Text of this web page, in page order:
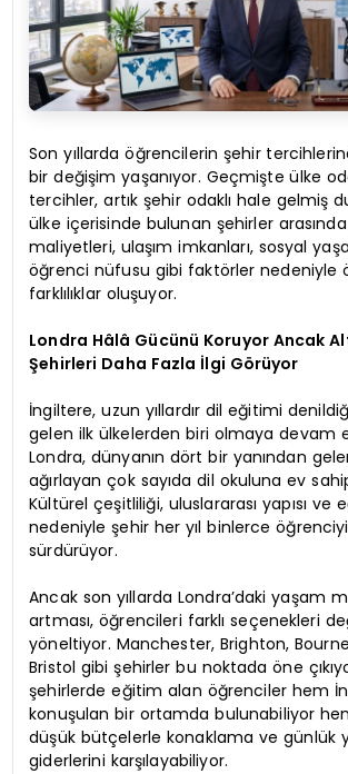
Son yıllarda öğrencilerin şehir
bir değişim yaşanıyor. Geçmişte ülke
tercihler, artık şehir odaklı hale gelmiş
ülke içerisinde bulunan şehirler
maliyetleri, ulaşım imkanları, sosyal
öğrenci nüfusu gibi faktörler nedeniyle
farklılıklar oluşuyor.
Londra Hâlâ Gücünü Koruyor Ancak
Şehirleri Daha Fazla İlgi Görüyor
İngiltere, uzun yıllardır dil eğitimi
gelen ilk ülkelerden biri olmaya devam
Londra, dünyanın dört bir yanından
ağırlayan çok sayıda dil okuluna ev
Kültürel çeşitliliği, uluslararası yapısı ve
nedeniyle şehir her yıl binlerce
sürdürüyor.
Ancak son yıllarda Londra’daki yaşam
artması, öğrencileri farklı seçenekleri
yöneltiyor. Manchester, Brighton,
Bristol gibi şehirler bu noktada öne
şehirlerde eğitim alan öğrenciler hem
konuşulan bir ortamda bulunabiliyor
düşük bütçelerle konaklama ve günlük
giderlerini karşılayabiliyor.